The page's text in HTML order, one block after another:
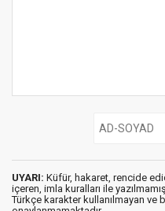
UYARI: Küfür, hakaret, rencide
içeren, imla kuralları ile
Türkçe karakter kullanılmayan ve